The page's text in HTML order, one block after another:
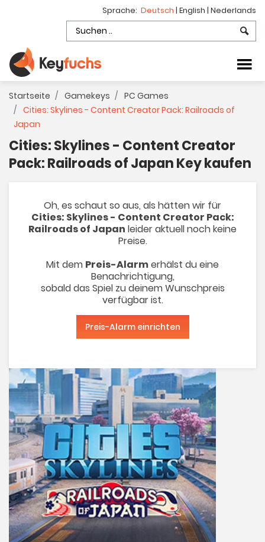
Sprache: Deutsch | English | Nederlands
Startseite Gamekeys
PC Games
Cities: Skylines - Content Creator Pack: Railroads of
Japan
Cities: Skylines - Content Creator
Pack: Railroads of Japan Key kaufen
Oh, es schaut so aus, als hätten wir für
Cities: Skylines - Content Creator Pack:
Railroads of Japan leider aktuell noch keine
Preise.
Mit dem Preis-Alarmerhälst du eine
Benachrichtigung,
sobald das Spiel zu deinem Wunschpreis
verfügbar ist.
Preis-Alarm einrichten